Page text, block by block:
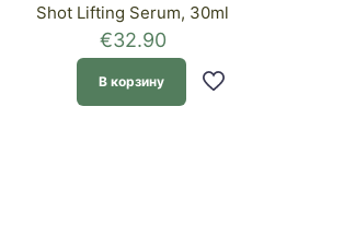
Shot Lifting Serum, 30ml
€32.90
В корзину